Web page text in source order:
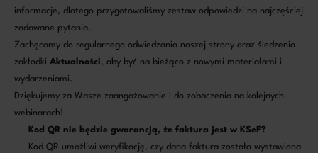
informacje, dlatego przygotowaliśmy zestaw odpowiedzi na najczęściej
zadawane pytania.
Zachęcamy do regularnego odwiedzania naszej strony oraz śledzenia
zakładki Aktualności, aby być na bieżąco z nowymi materiałami i
wydarzeniami.
Dziękujemy za Wasze zaangażowanie i do zobaczenia na kolejnych
webinarach!
Kod QR nie będzie gwarancją, że faktura jest w KSeF?
Kod QR umożliwi weryfikację, czy dana faktura została wystawiona